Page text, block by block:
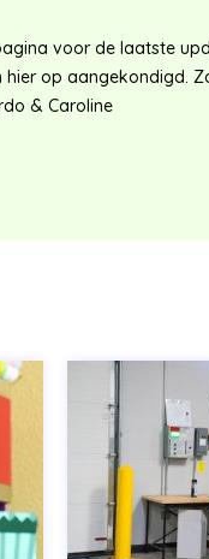
voor de laatste
hier op aangekondigd.
& Caroline